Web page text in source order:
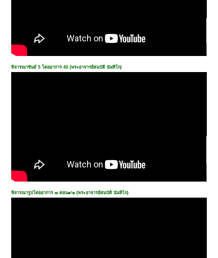
พิจารณาขันธ์ 5 โดยอาการ 40 (พระอาจารย์สมบัติ นันทิโก)
พิจารณารูปโดยอาการ ๗ ตอน๑/๒ (พระอาจารย์สมบัติ นันทิโก)